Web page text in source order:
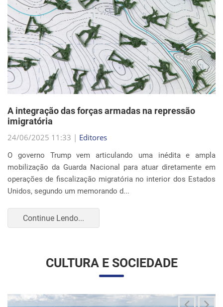
A integração das forças armadas na repressão
imigratória
24/06/2025 11:33 |Editores
O governo Trump vem articulando uma inédita e ampla
mobilização da Guarda Nacional para atuar diretamente em
operações de fiscalização migratória no interior dos Estados
Continue Lendo...
CULTURA E SOCIEDADE